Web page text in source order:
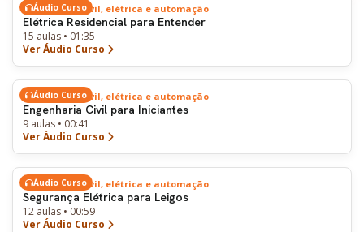
Áudio Curso
Engenharia civil, elétrica e automação
Elétrica Residencial para Entender
15 aulas • 01:35
Ver Áudio Curso
Áudio Curso
Engenharia civil, elétrica e automação
Engenharia Civil para Iniciantes
9 aulas • 00:41
Ver Áudio Curso
Áudio Curso
Engenharia civil, elétrica e automação
Segurança Elétrica para Leigos
12 aulas • 00:59
Ver Áudio Curso